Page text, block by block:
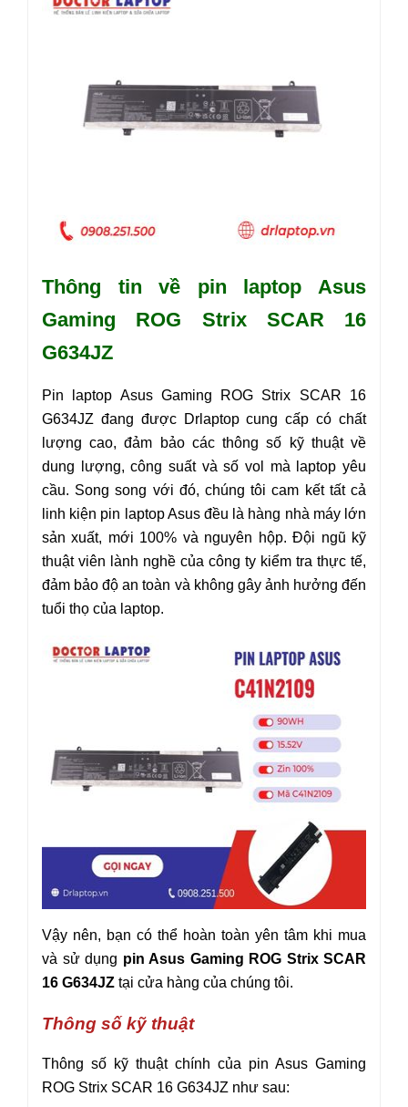
Thông tin về pin laptop Asus
Gaming ROG Strix SCAR 16
G634JZ
Pin laptop Asus Gaming ROG Strix SCAR 16
G634JZ đang được Drlaptop cung cấp có chất
lượng cao, đảm bảo các thông số kỹ thuật về
dung lượng, công suất và số vol mà laptop yêu
cầu. Song song với đó, chúng tôi cam kết tất cả
linh kiện pin laptop Asus đều là hàng nhà máy lớn
sản xuất, mới 100% và nguyên hộp. Đội ngũ kỹ
thuật viên lành nghề của công ty kiểm tra thực tế,
đảm bảo độ an toàn và không gây ảnh hưởng đến
tuổi thọ của laptop.
Vậy nên, bạn có thể hoàn toàn yên tâm khi mua
và sử dụng pin Asus Gaming ROG Strix SCAR
16 G634JZ tại cửa hàng của chúng tôi.
Thông số kỹ thuật
Thông số kỹ thuật chính của pin Asus Gaming
ROG Strix SCAR 16 G634JZ như sau: